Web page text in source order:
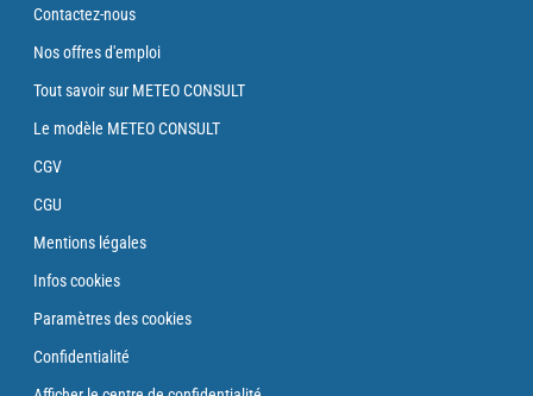
Contactez-nous
Nos offres d'emploi
Tout savoir sur METEO CONSULT
Le modèle METEO CONSULT
CGV
CGU
Mentions légales
Infos cookies
Paramètres des cookies
Confidentialité